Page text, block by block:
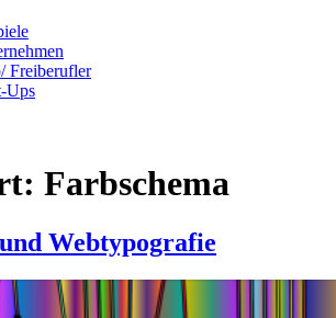
Freiberufler
Ups
Farbschema
Webtypografie